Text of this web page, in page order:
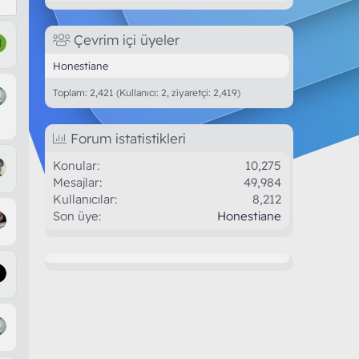
Çevrim içi üyeler
Honestiane
Toplam: 2,421 (Kullanıcı: 2, ziyaretçi: 2,419)
Forum istatistikleri
Konular
10,275
Mesajlar
49,984
Kullanıcılar
8,212
Son üye
Honestiane